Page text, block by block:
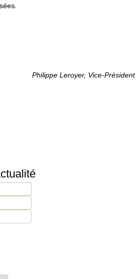
Philippe Leroyer, Vice-Président